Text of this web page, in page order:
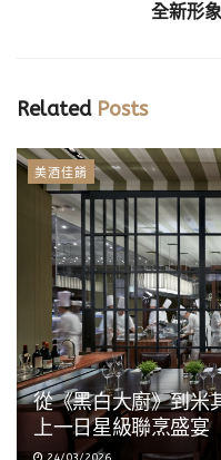
全新形
RelatedPosts
美酒佳餚
從《黑白大廚》到
上一日星級聯烹盛宴